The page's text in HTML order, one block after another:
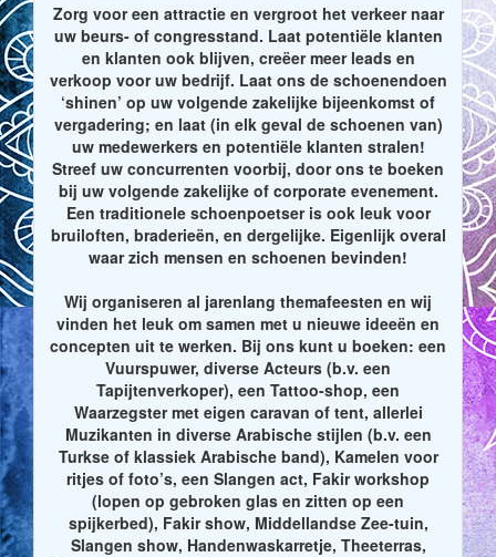
Zorg voor een attractie en vergroot het verkeer naar
uw beurs- of congresstand. Laat potentiële klanten
en klanten ook blijven, creëer meer leads en
verkoop voor uw bedrijf. Laat ons de schoenendoen
‘shinen’ op uw volgende zakelijke bijeenkomst of
vergadering; en laat (in elk geval de schoenen van)
uw medewerkers en potentiële klanten stralen!
Streef uw concurrenten voorbij, door ons te boeken
bij uw volgende zakelijke of corporate evenement.
Een traditionele schoenpoetser is ook leuk voor
bruiloften, braderieën, en dergelijke. Eigenlijk overal
waar zich mensen en schoenen bevinden!
Wij organiseren al jarenlang themafeesten en wij
vinden het leuk om samen met u nieuwe ideeën en
concepten uit te werken. Bij ons kunt u boeken: een
Vuurspuwer, diverse Acteurs (b.v. een
Tapijtenverkoper), een Tattoo-shop, een
Waarzegster met eigen caravan of tent, allerlei
Muzikanten in diverse Arabische stijlen (b.v. een
Turkse of klassiek Arabische band), Kamelen voor
ritjes of foto’s, een Slangen act, Fakir workshop
(lopen op gebroken glas en zitten op een
spijkerbed), Fakir show, Middellandse Zee-tuin,
Slangen show, Handenwaskarretje, Theeterras,